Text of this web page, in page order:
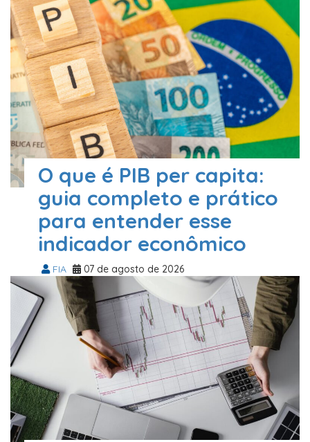
O que é PIB per capita:
guia completo e prático
para entender esse
indicador econômico
FIA 07 de agosto de 2026